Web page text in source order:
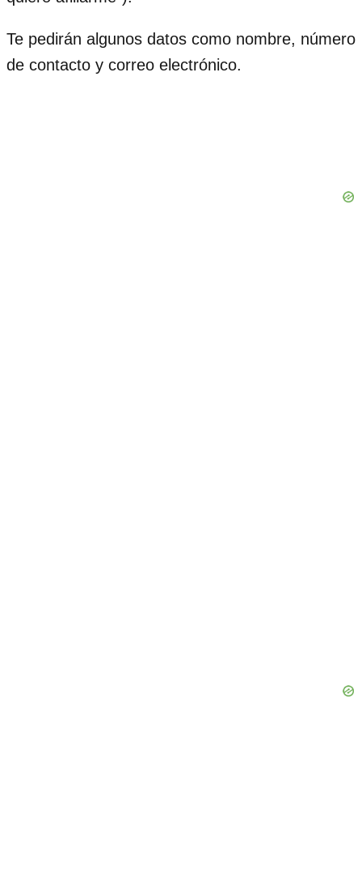
Te pedirán algunos datos como nombre, número
de contacto y correo electrónico.